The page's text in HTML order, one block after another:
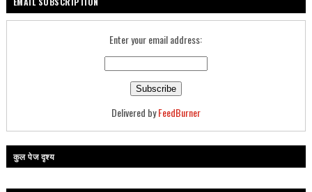
Enter your email address:
Delivered byFeedBurner
कुल पेज दृश्य